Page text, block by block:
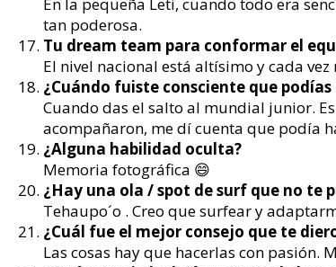
tan poderosa.
Tu dream team para conformar el
El nivel nacional está altísimo y cada
¿Cuándo fuiste consciente que
Cuando das el salto al mundial junior.
acompañaron, me dí cuenta que podía
¿Alguna habilidad oculta?
Memoria fotográfica 😄
¿Hay una ola / spot de surf que no te
Tehaupo´o . Creo que surfear y
¿Cuál fue el mejor consejo que te
Las cosas hay que hacerlas con pasión.